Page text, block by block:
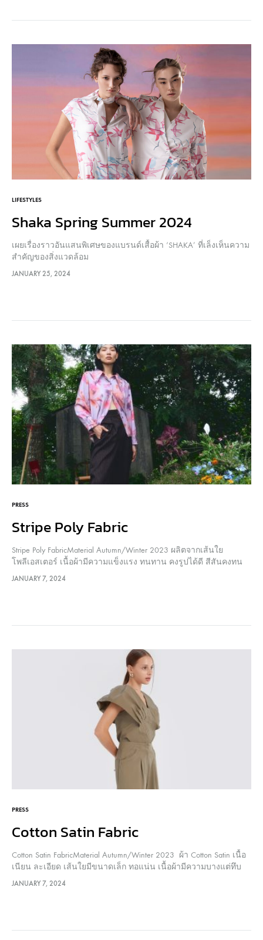
LIFESTYLES
Shaka Spring Summer 2024
เผยเรื่องราวอันแสนพิเศษของแบรนด์เสื้อผ้า ‘SHAKA’ ที่เล็งเห็นความ
สำคัญของสิ่งแวดล้อม
JANUARY 25, 2024
PRESS
Stripe Poly Fabric
Stripe Poly FabricMaterial Autumn/Winter 2023 ผลิตจากเส้นใย
โพลีเอสเตอร์ เนื้อผ้ามีความแข็งแรง ทนทาน คงรูปได้ดี สีสันคงทน
สวยงาม ผิวสัมผัสเรียบลื่น ไม่กระด้าง ระบายความชื้นได้ดี ผู้สวมใส่
จึงไม่ร้อนและสบายตัว นอกจากนั้น ตัวผ้ามีการทอลาย Stripe ลงไป
JANUARY 7, 2024
PRESS
Cotton Satin Fabric
Cotton Satin FabricMaterial Autumn/Winter 2023 ผ้า Cotton Satin เนื้อ
เนียน ละเอียด เส้นใยมีขนาดเล็ก ทอแน่น เนื้อผ้ามีความบางแต่ทึบ
แสง มีความมันเงาเล็กน้อยจากการทอแบบซาติน เส้นใยคอตตอนเป็น
เส้นใยธรรมชาติ มีจุดเด่นในเรื่องการดูดซับความชื้น และระบาย
JANUARY 7, 2024